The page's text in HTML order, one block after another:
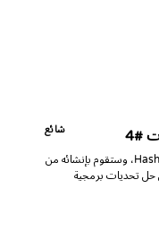
#4 شائع
في هذه الدورة، ستتعلم عن هيكل البيانات Hash Table، وستقوم بإنشائه من
حل تحديات برمجية